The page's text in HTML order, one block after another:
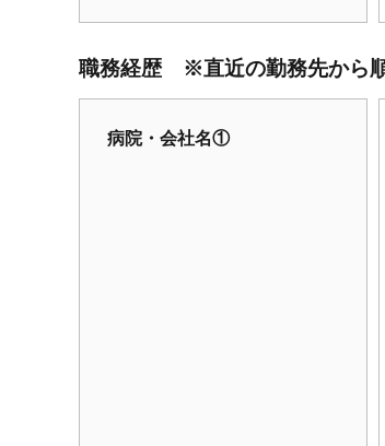
職務経歴 ※直近の勤務先から
病院・会社名①